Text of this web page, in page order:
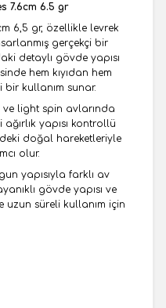
7.6cm 6.5 gr
6,5 gr, özellikle levrek
gerçekçi bir
detaylı gövde yapısı
hem kıyıdan hem
kullanım sunar.
ve light spin avlarında
yapısı kontrollü
doğal hareketleriyle
olur.
yapısıyla farklı av
gövde yapısı ve
uzun süreli kullanım için